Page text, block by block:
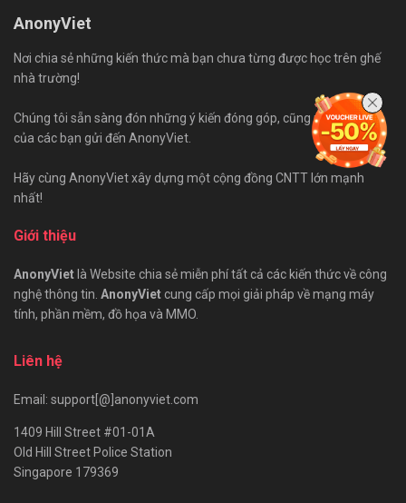
AnonyViet
Nơi chia sẻ những kiến thức mà bạn chưa từng được học trên ghế
nhà trường!
Chúng tôi sẵn sàng đón những ý kiến đóng góp, cũng như bài viết
của các bạn gửi đến AnonyViet.
Hãy cùng AnonyViet xây dựng một cộng đồng CNTT lớn mạnh
nhất!
Giới thiệu
AnonyVietlà Website chia sẻ miễn phí tất cả các kiến thức về công
nghệ thông tin. AnonyViet cung cấp mọi giải pháp về mạng máy
tính, phần mềm, đồ họa và MMO.
Liên hệ
Email: support[@]anonyviet.com
1409 Hill Street #01-01A
Old Hill Street Police Station
Singapore 179369